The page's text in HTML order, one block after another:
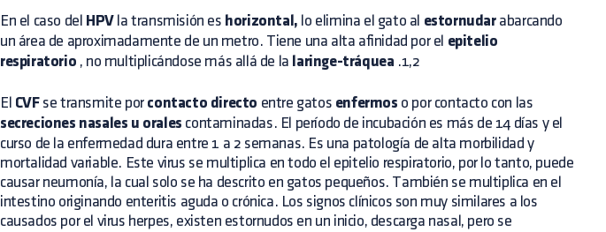
En el caso del HPVla transmisión es horizontal, lo elimina el gato al estornudarabarcando
un área de aproximadamente de un metro. Tiene una alta afinidad por el epitelio
respiratorio , no multiplicándose más allá de la laringe-tráquea .1,2
El CVFse transmite por contacto directo entre gatos enfermos o por contacto con las
secreciones nasales u orales contaminadas. El período de incubación es más de 14 días y el
curso de la enfermedad dura entre 1 a 2 semanas. Es una patología de alta morbilidad y
mortalidad variable. Este virus se multiplica en todo el epitelio respiratorio, por lo tanto, puede
causar neumonía, la cual solo se ha descrito en gatos pequeños. También se multiplica en el
intestino originando enteritis aguda o crónica. Los signos clínicos son muy similares a los
causados por el virus herpes, existen estornudos en un inicio, descarga nasal, pero se